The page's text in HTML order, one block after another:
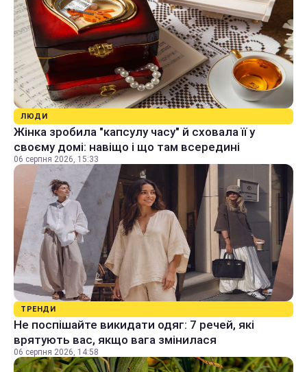
ЛЮДИ
Жінка зробила "капсулу часу" й сховала її у
своєму домі: навіщо і що там всередині
06 серпня 2026, 15:33
ТРЕНДИ
Не поспішайте викидати одяг: 7 речей, які
врятують вас, якщо вага змінилася
06 серпня 2026, 14:58